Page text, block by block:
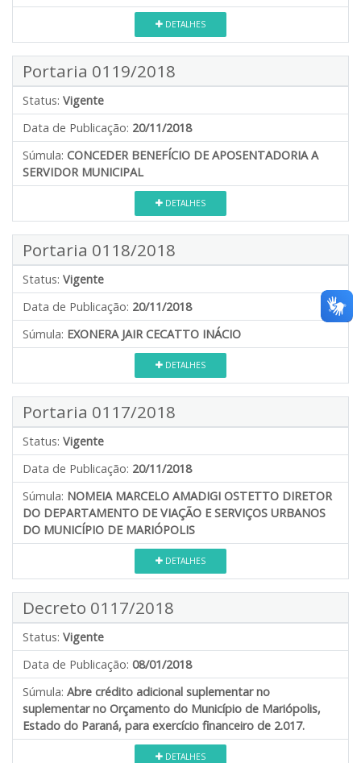
DETALHES
Portaria 0119/2018
Status: Vigente
Data de Publicação: 20/11/2018
Súmula: CONCEDER BENEFÍCIO DE APOSENTADORIA A
SERVIDOR MUNICIPAL
DETALHES
Portaria 0118/2018
Status: Vigente
Data de Publicação: 20/11/2018
Súmula: EXONERA JAIR CECATTO INÁCIO
DETALHES
Portaria 0117/2018
Status: Vigente
Data de Publicação: 20/11/2018
Súmula: NOMEIA MARCELO AMADIGI OSTETTO DIRETOR
DO DEPARTAMENTO DE VIAÇÃO E SERVIÇOS URBANOS
DO MUNICÍPIO DE MARIÓPOLIS
DETALHES
Decreto 0117/2018
Status: Vigente
Data de Publicação: 08/01/2018
Súmula: Abre crédito adicional suplementar no
suplementar no Orçamento do Município de Mariópolis,
Estado do Paraná, para exercício financeiro de 2.017.
DETALHES